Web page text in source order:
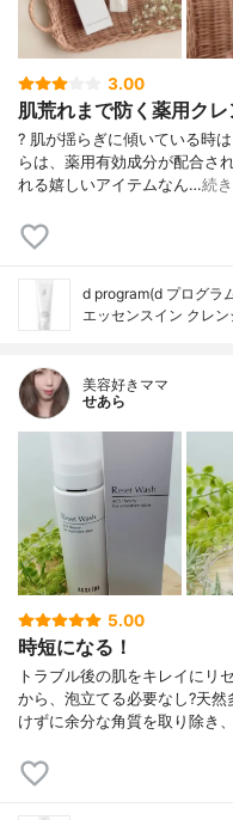
3.00
肌荒れまで防く薬用ク
? 肌が揺らぎに傾いている時
らは、薬用有効成分が配合さ
れる嬉しいアイテムなん…続
d program(d プログラ
エッセンスイン クレ
美容好きママ
せあら
5.00
時短になる！
トラブル後の肌をキレイにリ
から、泡立てる必要なし?天
けずに余分な角質を取り除き